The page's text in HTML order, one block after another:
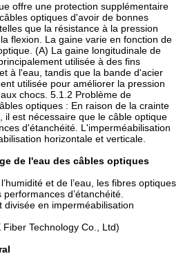
offre une protection supplémentaire
optiques d'avoir de bonnes
que la résistance à la pression
flexion. La gaine varie en fonction de
(A) La gaine longitudinale de
utilisée à des fins
à l'eau, tandis que la bande d'acier
utilisée pour améliorer la pression
chocs. 5.1.2 Problème de
optiques : En raison de la crainte
il est nécessaire que le câble optique
d'étanchéité. L'imperméabilisation
horizontale et verticale.
de l'eau des câbles optiques
et de l’eau, les fibres optiques
d’étanchéité.
divisée en imperméabilisation
Fiber Technology Co., Ltd)